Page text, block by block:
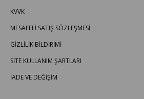
KVVK
MESAFELİ SATIŞ SÖZLEŞMESİ
GİZLİLİK BİLDİRİMİ
SİTE KULLANIM ŞARTLARI
İADE VE DEĞİŞİM